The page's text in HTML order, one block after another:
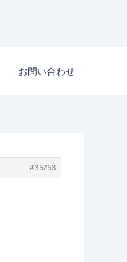
お問い合わせ
#35753